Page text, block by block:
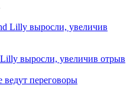
выросли, увеличив отрыв